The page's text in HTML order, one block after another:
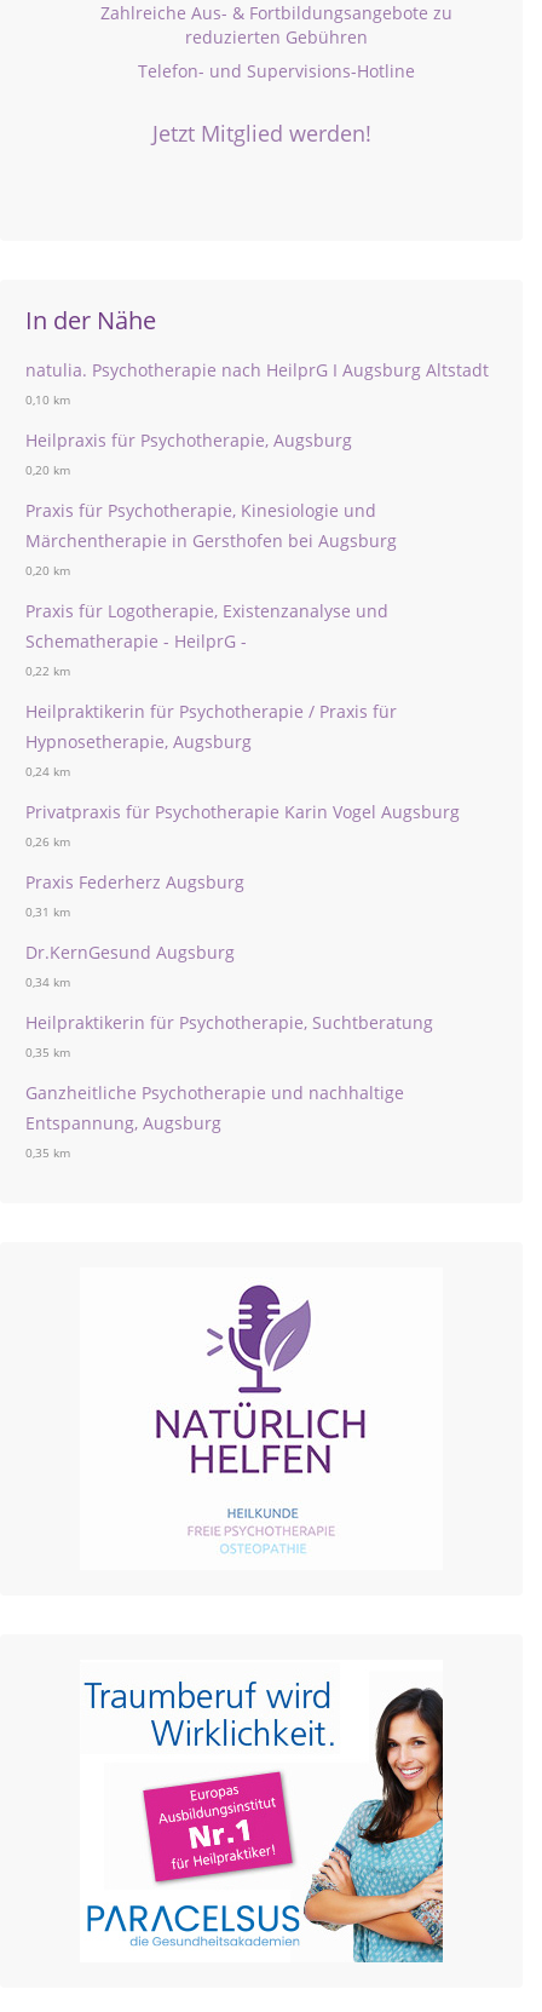
Zahlreiche Aus- & Fortbildungsangebote zu
reduzierten Gebühren
Telefon- und Supervisions-Hotline
Jetzt Mitglied werden!
In der Nähe
natulia. Psychotherapie nach HeilprG I Augsburg Altstadt
0,10 km
Heilpraxis für Psychotherapie, Augsburg
0,20 km
Praxis für Psychotherapie, Kinesiologie und
Märchentherapie in Gersthofen bei Augsburg
0,20 km
Praxis für Logotherapie, Existenzanalyse und
Schematherapie - HeilprG -
0,22 km
Heilpraktikerin für Psychotherapie / Praxis für
Hypnosetherapie, Augsburg
0,24 km
Privatpraxis für Psychotherapie Karin Vogel Augsburg
0,26 km
Praxis Federherz Augsburg
0,31 km
Dr.KernGesund Augsburg
0,34 km
Heilpraktikerin für Psychotherapie, Suchtberatung
0,35 km
Ganzheitliche Psychotherapie und nachhaltige
Entspannung, Augsburg
0,35 km